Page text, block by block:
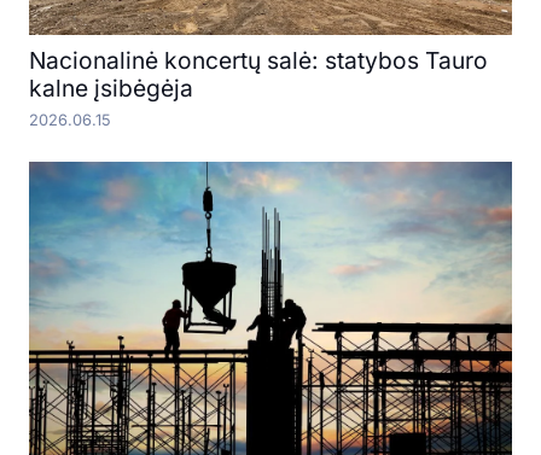
Nacionalinė koncertų salė: statybos Tauro
kalne įsibėgėja
2026.06.15